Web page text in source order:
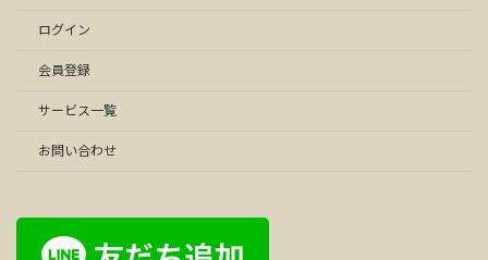
ログイン
会員登録
サービス一覧
お問い合わせ